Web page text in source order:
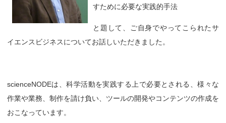
すために必要な実践的手法
と題して、ご自身でやってこられたサ
イエンスビジネスについてお話しいただきました。
scienceNODEは、科学活動を実践する上で必要とされる、様々な
作業や業務、制作を請け負い、ツールの開発やコンテンツの作成を
おこなっています。